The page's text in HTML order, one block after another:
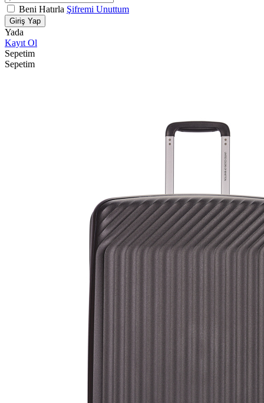
Beni Hatırla Şifremi Unuttum
Giriş Yap
Yada
Kayıt Ol
Sepetim
Sepetim